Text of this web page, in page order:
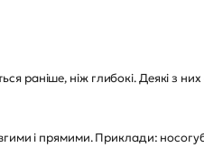
раніше, ніж глибокі. Деякі з
і прямими. Приклади: